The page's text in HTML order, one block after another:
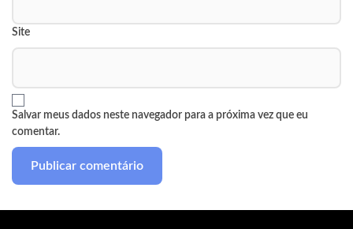
Site
Salvar meus dados neste navegador para a próxima vez que eu
comentar.